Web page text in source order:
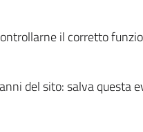
il corretto
del sito: salva questa